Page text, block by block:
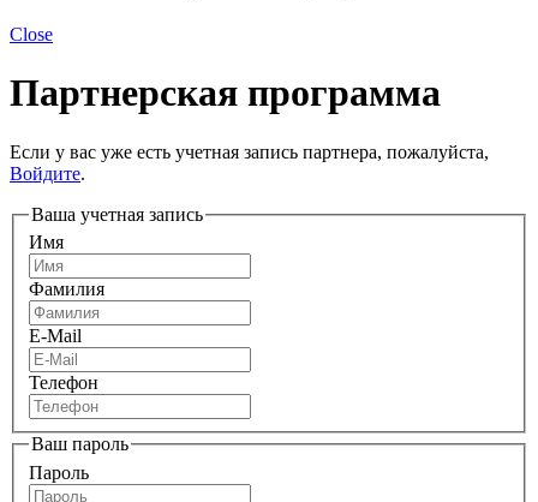
Close
Партнерская программа
Если у вас уже есть учетная запись партнера, пожалуйста,
Войдите.
Ваша учетная запись
Имя
Фамилия
E-Mail
Телефон
Ваш пароль
Пароль